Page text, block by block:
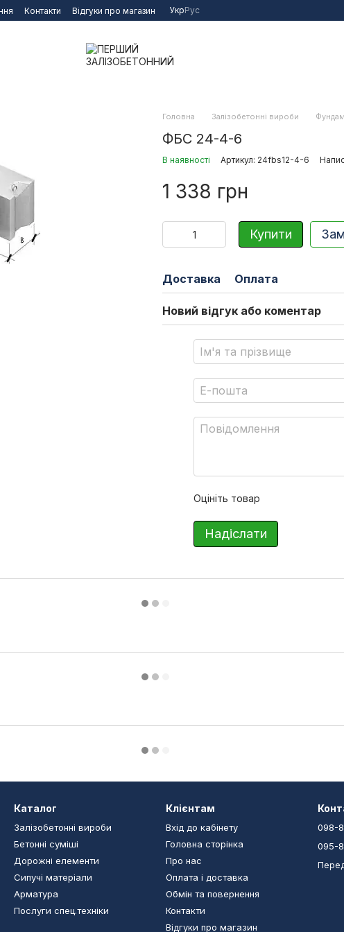
Контакти Відгуки про магазин УкрРус
Головна Залізобетонні вироби
ФБС 24-4-6
В наявності Артикул: 24fbs12-4-6
1 338 грн
Купити
Доставка Оплата
Новий відгук або коментар
Оцініть товар
Надіслати
Каталог
Залізобетонні вироби
Бетонні суміші
Дорожні елементи
Сипучі матеріали
Арматура
Послуги спец.техніки
Клієнтам
Вхід до кабінету
Головна сторінка
Про нас
Оплата і доставка
Обмін та повернення
Контакти
Відгуки про магазин
098-
095-